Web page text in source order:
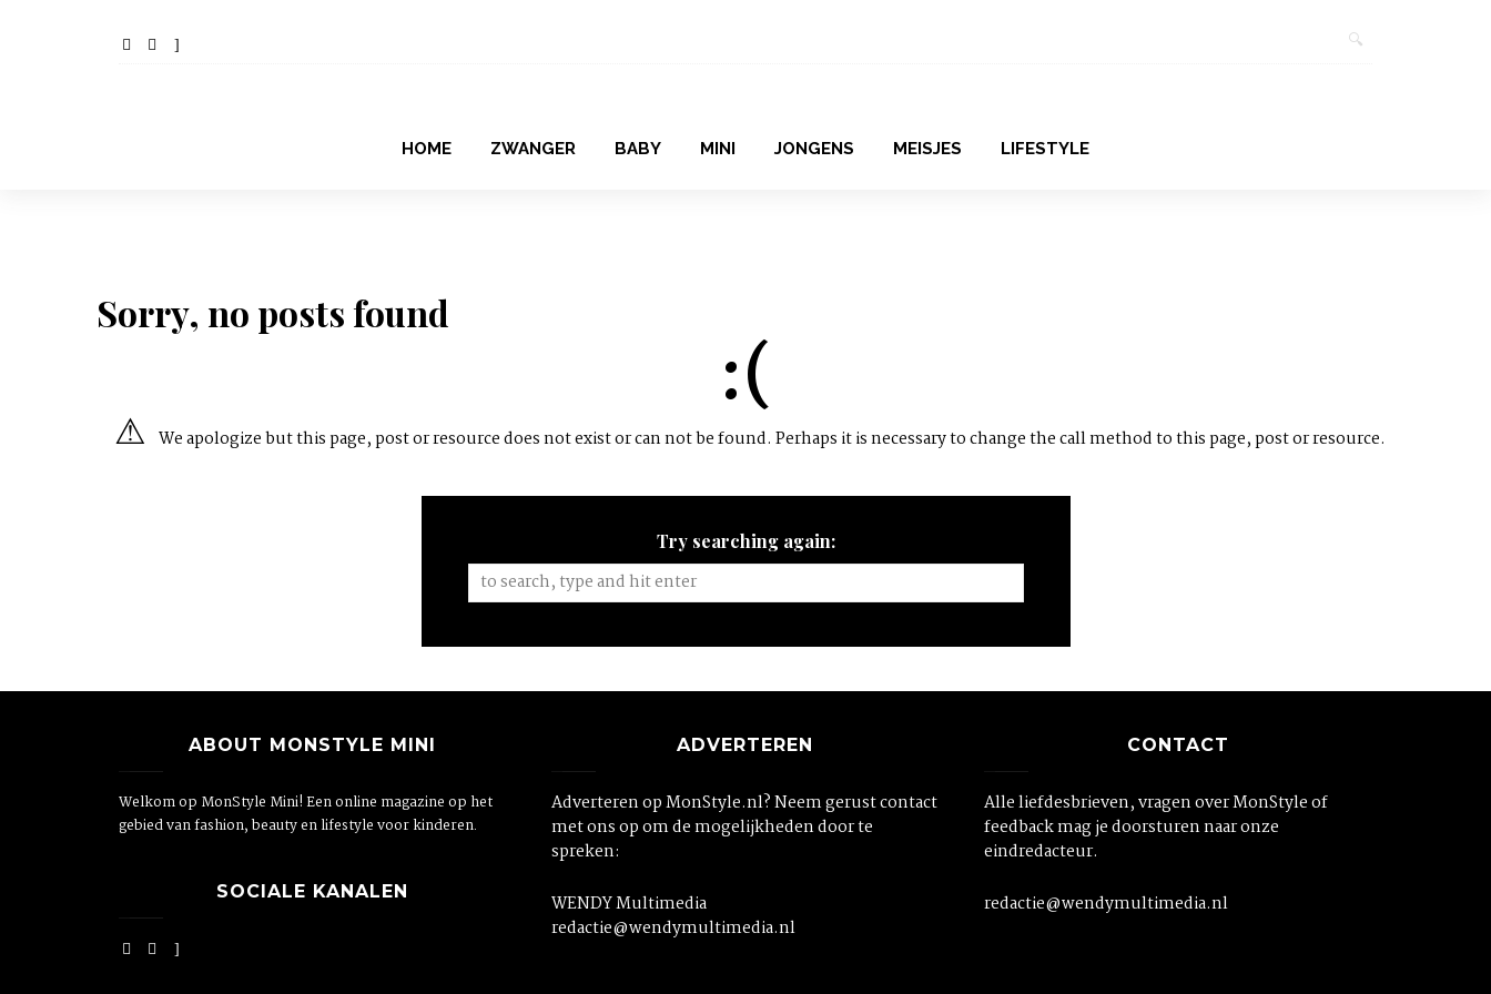
HOME ZWANGER BABY MINI JONGENS MEISJES LIFESTYLE
Sorry, no posts found
:(
We apologize but this page, post or resource does not exist or can not be found. Perhaps it is necessary to change the call method to this page, post or resource.
Try searching again:
ABOUT MONSTYLE MINI
Welkom op MonStyle Mini! Een online magazine op het
gebied van fashion, beauty en lifestyle voor kinderen.
SOCIALE KANALEN
ADVERTEREN
Adverteren op MonStyle.nl? Neem gerust contact
met ons op om de mogelijkheden door te
spreken:
WENDY Multimedia
redactie@wendymultimedia.nl
CONTACT
Alle liefdesbrieven, vragen over MonStyle of
feedback mag je doorsturen naar onze
eindredacteur.
redactie@wendymultimedia.nl